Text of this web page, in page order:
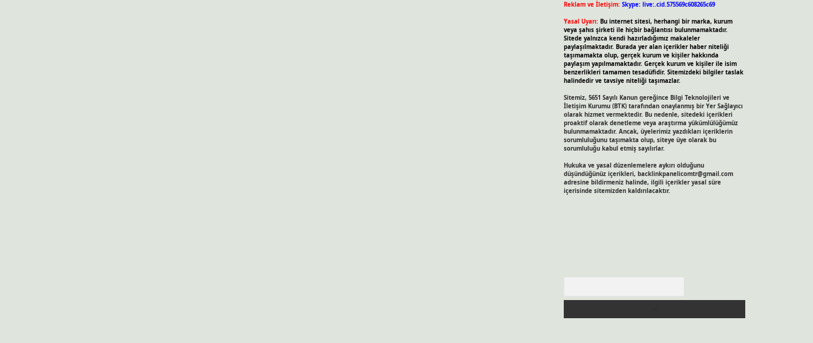
Reklam ve İletişim: Skype: live:.cid.575569c608265c69
Yasal Uyarı: Bu internet sitesi, herhangi bir marka, kurum
veya şahıs şirketi ile hiçbir bağlantısı bulunmamaktadır.
Sitede yalnızca kendi hazırladığımız makaleler
paylaşılmaktadır. Burada yer alan içerikler haber niteliği
taşımamakta olup, gerçek kurum ve kişiler hakkında
paylaşım yapılmamaktadır. Gerçek kurum ve kişiler ile isim
benzerlikleri tamamen tesadüfidir. Sitemizdeki bilgiler taslak
halindedir ve tavsiye niteliği taşımazlar.
Sitemiz, 5651 Sayılı Kanun gereğince Bilgi Teknolojileri ve
İletişim Kurumu (BTK) tarafından onaylanmış bir Yer Sağlayıcı
olarak hizmet vermektedir. Bu nedenle, sitedeki içerikleri
proaktif olarak denetleme veya araştırma yükümlülüğümüz
bulunmamaktadır. Ancak, üyelerimiz yazdıkları içeriklerin
sorumluluğunu taşımakta olup, siteye üye olarak bu
sorumluluğu kabul etmiş sayılırlar.
Hukuka ve yasal düzenlemelere aykırı olduğunu
düşündüğünüz içerikleri, backlinkpanelicomtr@gmail.com
adresine bildirmeniz halinde, ilgili içerikler yasal süre
içerisinde sitemizden kaldırılacaktır.